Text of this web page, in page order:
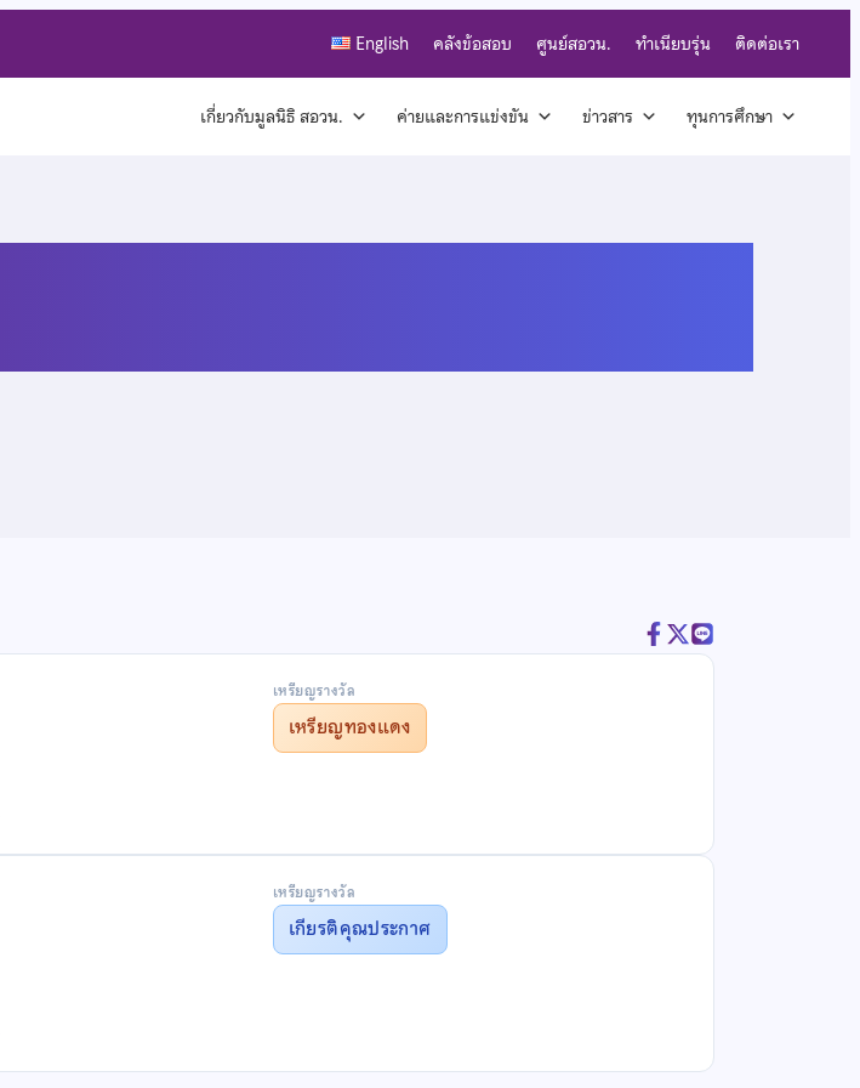
English คลังข้อสอบ ศูนย์สอวน. ทำเนียบรุ่น ติดต่อเรา
เกี่ยวกับมูลนิธิ สอวน. ค่ายและการแข่งขัน ข่าวสาร ทุนการศึกษา
เหรียญรางวัล
เหรียญทองแดง
เหรียญรางวัล
เกียรติคุณประกาศ